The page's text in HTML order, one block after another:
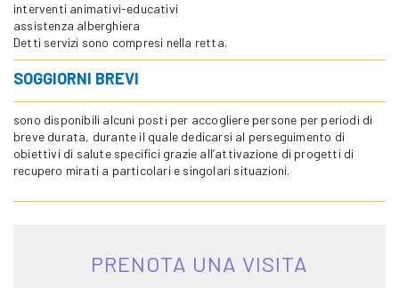
interventi animativi-educativi
assistenza alberghiera
Detti servizi sono compresi nella retta.
SOGGIORNI BREVI
sono disponibili alcuni posti per accogliere persone per periodi di
breve durata, durante il quale dedicarsi al perseguimento di
obiettivi di salute specifici grazie all’attivazione di progetti di
recupero mirati a particolari e singolari situazioni.
PRENOTA UNA VISITA